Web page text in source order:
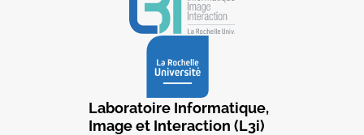
Laboratoire Informatique,
Image et Interaction (L3i)